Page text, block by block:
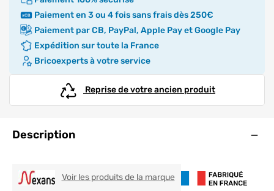
Paiement en 3 ou 4 fois sans frais dès 250€
Paiement par CB, PayPal, Apple Pay et Google Pay
Expédition sur toute la France
Bricoexperts à votre service
Reprise de votre ancien produit
Description
Voir les produits de la marqueNEXANS